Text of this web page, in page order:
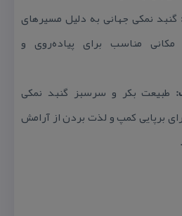
گنبد نمكی جهانی به دلیل مسیرهای
مناسب برای پیاده‌روی و
طبیعت بكر و سرسبز گنبد نمكی
برپایی كمپ و لذت بردن از آرامش